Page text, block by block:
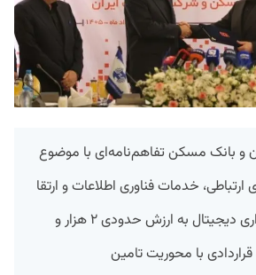
و بانک مسکن تفاهم‌نامه‌ای با موضوع
خدمات فناوری اطلاعات و ارتقا
زیرساخت‌های بانکداری دیجیتال به ارزش حدودی ۲ هزار و
و قراردادی با محوریت تامین